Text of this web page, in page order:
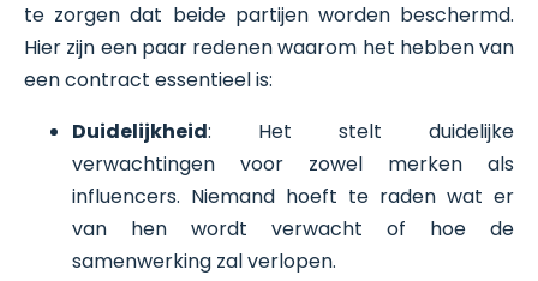
te zorgen dat beide partijen worden beschermd.
Hier zijn een paar redenen waarom het hebben van
een contract essentieel is:
Duidelijkheid: Het stelt duidelijke
verwachtingen voor zowel merken als
influencers. Niemand hoeft te raden wat er
van hen wordt verwacht of hoe de
samenwerking zal verlopen.